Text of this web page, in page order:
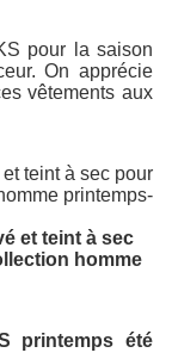
pour la saison
On apprécie
vêtements aux
et teint à sec
homme
printemps été